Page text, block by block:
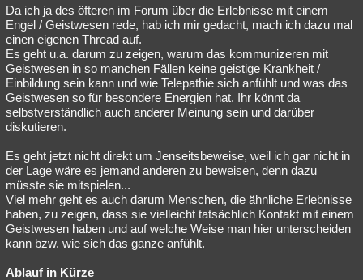
Philosophie Träume Orte Esoterik Literatur
Astronomie Helpdesk
Musik Clash Verbesserungen Allmystery English
Übersichten
Besucht Teilgenommen Alle Neue Geschlossen
Lesenswert Schlüsselwörter
Da ich ja des öfteren im Forum über die Erlebnisse mit einem
Engel / Geistwesen rede, hab ich mir gedacht, mach ich dazu mal
einen eigenen Thread auf.
Es geht u.a. darum zu zeigen, warum das kommunizeren mit
Geistwesen in so manchen Fällen keine geistige Krankheit /
Einbildung sein kann und wie Telepathie sich anfühlt und was das
Geistwesen so für besondere Energien hat. Ihr könnt da
selbstverständlich auch anderer Meinung sein und darüber
diskutieren.
Es geht jetzt nicht direkt um Jenseitsbeweise, weil ich gar nicht in
der Lage wäre es jemand anderen zu beweisen, denn dazu
müsste sie mitspielen...
Viel mehr geht es auch darum Menschen, die ähnliche Erlebnisse
haben, zu zeigen, dass sie vielleicht tatsächlich Kontakt mit einem
Geistwesen haben und auf welche Weise man hier unterscheiden
kann bzw. wie sich das ganze anfühlt.
Ablauf in Kürze